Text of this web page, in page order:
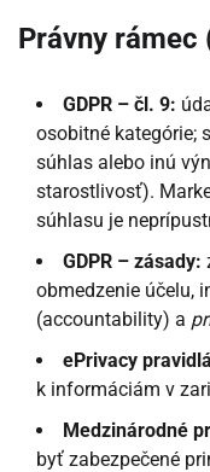
Právny rámec
GDPR – čl. 9:
osobitné kategórie;
súhlas alebo inú
starostlivosť).
súhlasu je
GDPR – zásady:
obmedzenie účelu,
(accountability) a
ePrivacy
k informáciám v
Medzinárodné
byť zabezpečené